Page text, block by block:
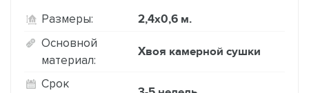
Размеры: 2,4х0,6 м.
Основной
материал:
Хвоя камерной сушки
Срок